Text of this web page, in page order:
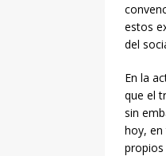
estos
del
En la
que el
sin
hoy, en
propios